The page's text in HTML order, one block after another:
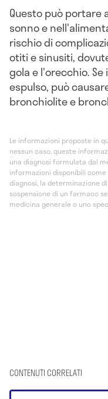
Questo può
sonno e
rischio di
otiti e sinusiti,
gola e l'orecchio.
espulso, può
bronchiolite e
Le informazioni proposte in
nessun caso, queste
una diagnosi formulata dal
informazioni disponibili
diagnosi, la determinazione
sospensione di un farmaco
medicina generale o uno
CONTENUTI CORRELATI